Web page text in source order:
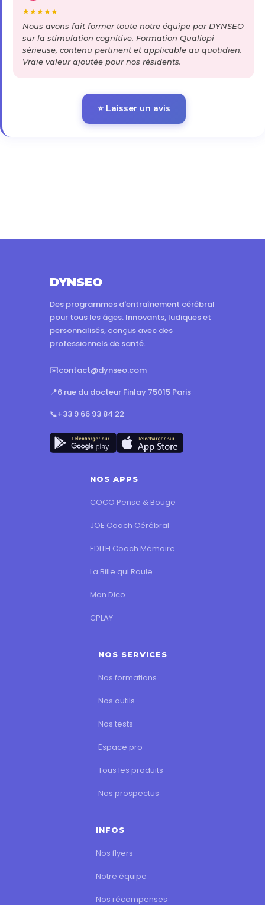
★★★★★
Nous avons fait former toute notre équipe par DYNSEO
sur la stimulation cognitive. Formation Qualiopi
sérieuse, contenu pertinent et applicable au quotidien.
Vraie valeur ajoutée pour nos résidents.
⭐ Laisser un avis
DYNSEO
Des programmes d'entraînement cérébral
pour tous les âges. Innovants, ludiques et
personnalisés, conçus avec des
professionnels de santé.
✉️contact@dynseo.com
📍6 rue du docteur Finlay 75015 Paris
📞+33 9 66 93 84 22
NOS APPS
COCO Pense & Bouge
JOE Coach Cérébral
EDITH Coach Mémoire
La Bille qui Roule
Mon Dico
CPLAY
NOS SERVICES
Nos formations
Nos outils
Nos tests
Espace pro
Tous les produits
Nos prospectus
INFOS
Nos flyers
Notre équipe
Nos récompenses